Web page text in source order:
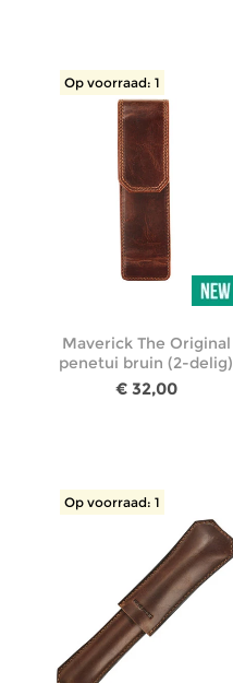
Op voorraad: 1
Maverick The Original
penetui bruin (2-delig)
€ 32,00
Op voorraad: 1